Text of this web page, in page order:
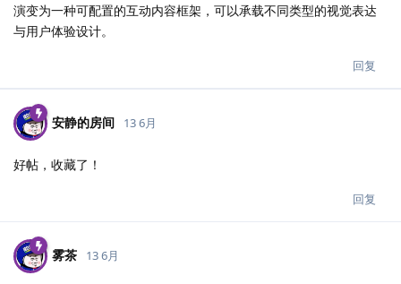
演变为一种可配置的互动内容框架，可以承载不同类型的视觉表达
与用户体验设计。
回复
安静的房间 13 6月
好帖，收藏了！
回复
雾茶 13 6月